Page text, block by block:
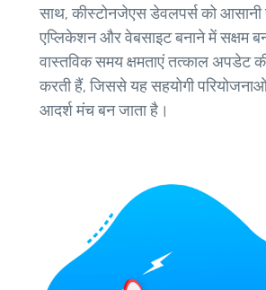
साथ, कीस्टोनजेएस डेवलपर्स को आसानी
एप्लिकेशन और वेबसाइट बनाने में सक्षम
वास्तविक समय क्षमताएं तत्काल अपडेट
करती हैं, जिससे यह सहयोगी
आदर्श मंच बन जाता है।